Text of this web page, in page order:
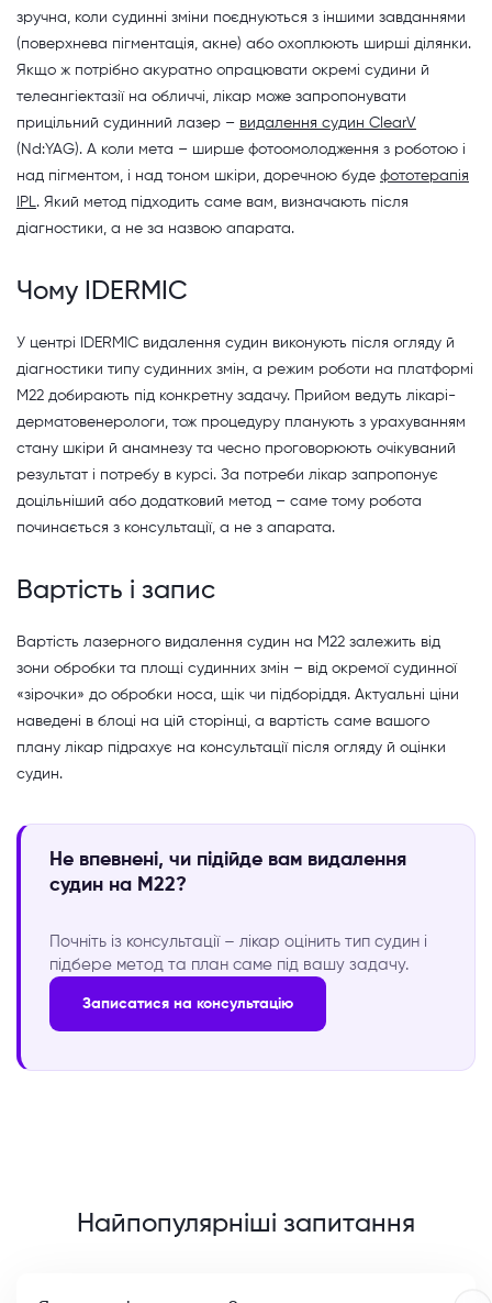
зручна, коли судинні зміни поєднуються з іншими завданнями
(поверхнева пігментація, акне) або охоплюють ширші ділянки.
Якщо ж потрібно акуратно опрацювати окремі судини й
телеангіектазії на обличчі, лікар може запропонувати
прицільний судинний лазер – видалення судин ClearV
(Nd:YAG). А коли мета – ширше фотоомолодження з роботою і
над пігментом, і над тоном шкіри, доречною буде фототерапія
IPL . Який метод підходить саме вам, визначають після
діагностики, а не за назвою апарата.
Чому IDERMIC
У центрі IDERMIC видалення судин виконують після огляду й
діагностики типу судинних змін, а режим роботи на платформі
M22 добирають під конкретну задачу. Прийом ведуть лікарі-
дерматовенерологи, тож процедуру планують з урахуванням
стану шкіри й анамнезу та чесно проговорюють очікуваний
результат і потребу в курсі. За потреби лікар запропонує
доцільніший або додатковий метод – саме тому робота
починається з консультації, а не з апарата.
Вартість і запис
Вартість лазерного видалення судин на M22 залежить від
зони обробки та площі судинних змін – від окремої судинної
«зірочки» до обробки носа, щік чи підборіддя. Актуальні ціни
наведені в блоці на цій сторінці, а вартість саме вашого
плану лікар підрахує на консультації після огляду й оцінки
судин.
Не впевнені, чи підійде вам видалення
судин на M22?
Почніть із консультації – лікар оцінить тип судин і
підбере метод та план саме під вашу задачу.
Записатися на консультацію
Найпопулярніші запитання